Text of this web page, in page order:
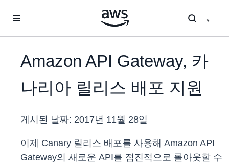
Amazon API Gateway, 카
나리아 릴리스 배포 지원
게시된 날짜: 2017년 11월 28일
이제 Canary 릴리스 배포를 사용해 Amazon API
Gateway의 새로운 API를 점진적으로 롤아웃할 수